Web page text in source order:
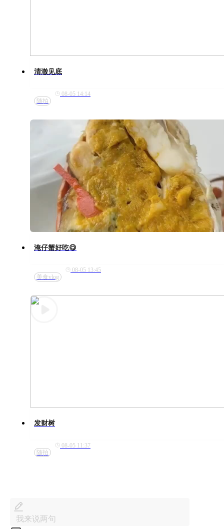
清澈见底
随拍
08-05 14:14
淹仔蟹好吃😋
美食vlog
08-05 13:45
发财树
随拍
08-05 11:37